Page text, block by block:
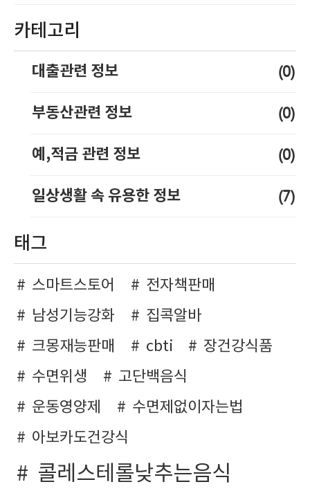
카테고리
대출관련 정보 (0)
부동산관련 정보 (0)
예,적금 관련 정보 (0)
일상생활 속 유용한 정보 (7)
태그
스마트스토어
전자책판매
남성기능강화
집콕알바
크몽재능판매
cbti
장건강식품
수면위생
고단백음식
운동영양제
수면제없이자는법
아보카도건강식
콜레스테롤낮추는음식